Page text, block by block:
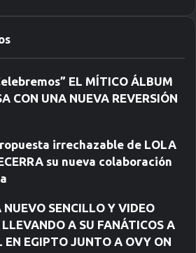
EL MÍTICO ÁLBUM
CON UNA NUEVA REVERSIÓN
irrechazable de LOLA
su nueva colaboración
NUEVO SENCILLO Y VIDEO
A SU FANÁTICOS A
EN EGIPTO JUNTO A OVY ON